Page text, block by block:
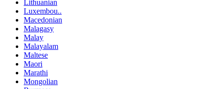
Lithuanian
Luxembou..
Macedonian
Malagasy
Malay
Malayalam
Maltese
Maori
Marathi
Mongolian